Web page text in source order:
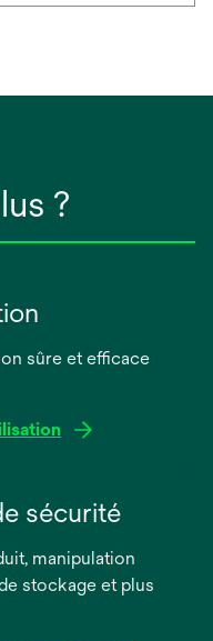
?
sûre et efficace
sécurité
manipulation
stockage et plus